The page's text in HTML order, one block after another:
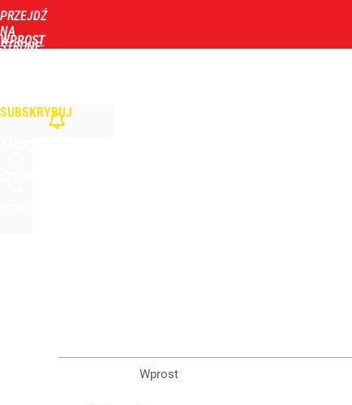
PRZEJDŹ
NA
STRONĘ
WPROST
SUBSKRYBUJ
dodaj
Wrze po roku Nawrockiego. „Największa hańba”
Wprost